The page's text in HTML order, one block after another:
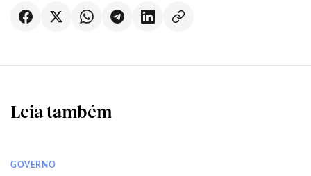
Leia também
GOVERNO